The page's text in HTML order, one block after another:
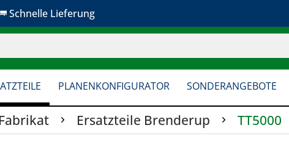
Schnelle Lieferung
PLANENKONFIGURATOR SONDERANGEBOTE
Ersatzteile Brenderup TT5000